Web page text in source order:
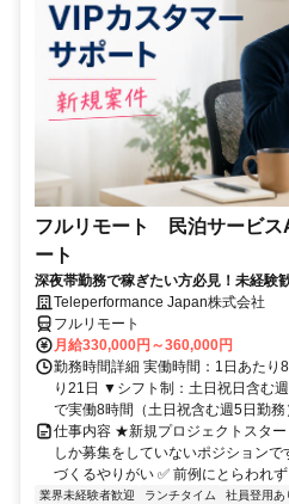
フルリモート 民泊サービ
ート
深夜帯勤務で稼ぎたい方必見！未経験
Teleperformance Japan株式会社
フルリモート
月給330,000円～360,000円
勤務時間詳細 実働時間：1日あたり
り21日 ▼シフト制：土日祝日含む
で実働8時間（土日祝含む週5日勤
仕事内容 ★新規プロジェクトスタ
しか募集をしていないポジション
づくるやりがい ✅ 前例にとらわれ
業界未経験者歓迎 ランチタイム 社員登用あ